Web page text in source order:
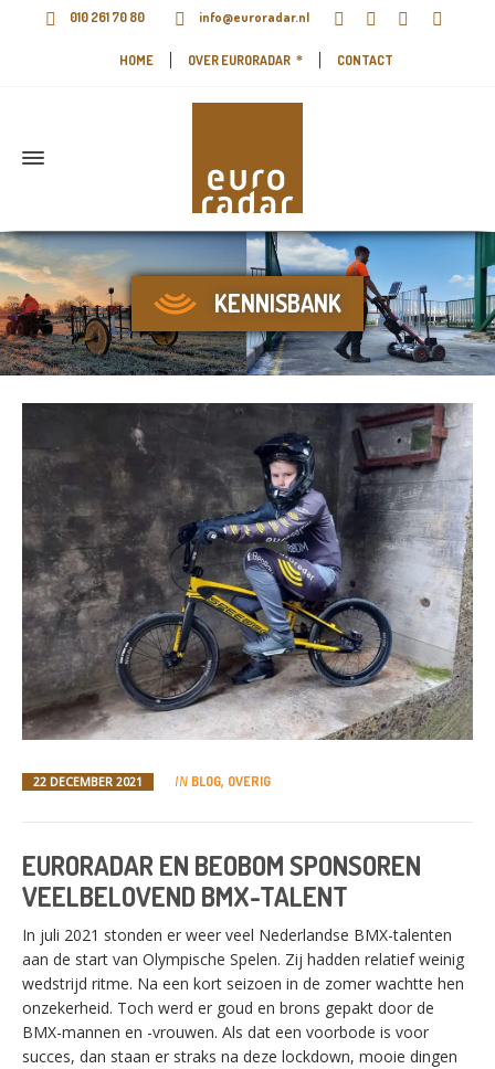
010 261 70 80 info@euroradar.nl
HOME OVER EURORADAR CONTACT
KENNISBANK
22 DECEMBER 2021 IN BLOG, OVERIG
EURORADAR EN BEOBOM SPONSOREN
VEELBELOVEND BMX-TALENT
In juli 2021 stonden er weer veel Nederlandse BMX-talenten
aan de start van Olympische Spelen. Zij hadden relatief weinig
wedstrijd ritme. Na een kort seizoen in de zomer wachtte hen
onzekerheid. Toch werd er goud en brons gepakt door de
BMX-mannen en -vrouwen. Als dat een voorbode is voor
succes, dan staan er straks na deze lockdown, mooie dingen